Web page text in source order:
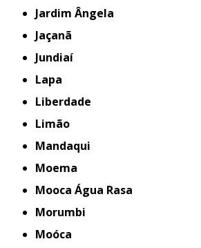
Jardim Ângela
Jaçanã
Jundiaí
Lapa
Liberdade
Limão
Mandaqui
Moema
Mooca Água Rasa
Morumbi
Moóca